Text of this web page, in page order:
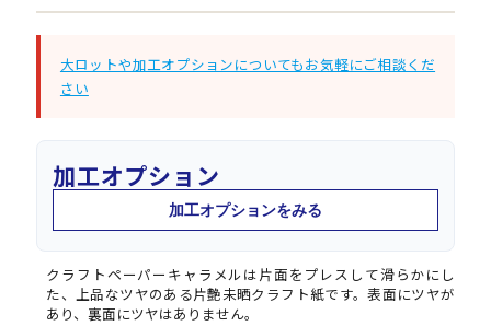
大ロットや加工オプションについてもお気軽にご相談くだ
さい
加工オプション
加工オプションをみる
クラフトペーパーキャラメルは片面をプレスして滑らかにし
た、上品なツヤのある片艶未晒クラフト紙です。表面にツヤが
あり、裏面にツヤはありません。